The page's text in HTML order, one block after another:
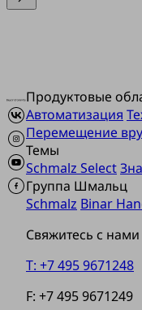
Продуктовые
Автоматизация
Перемещение
Темы
Schmalz Select
Группа Шмальц
Schmalz Binar
Свяжитесь с нами
T: +7 495 9671248
F: +7 495 9671249